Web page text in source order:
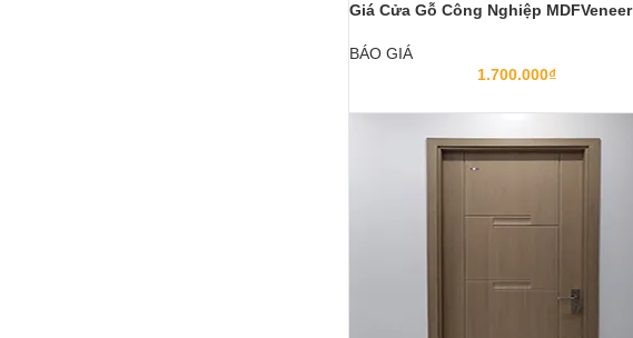
Giá Cửa Gỗ Công Nghiệp MDFVeneer
BÁO GIÁ
1.700.000₫